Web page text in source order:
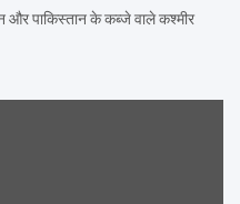
और पाकिस्तान के कब्जे वाले कश्मीर